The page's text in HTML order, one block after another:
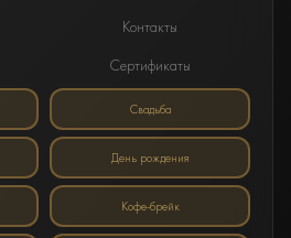
Контакты
Сертификаты
Свадьба
День рождения
Кофе-брейк